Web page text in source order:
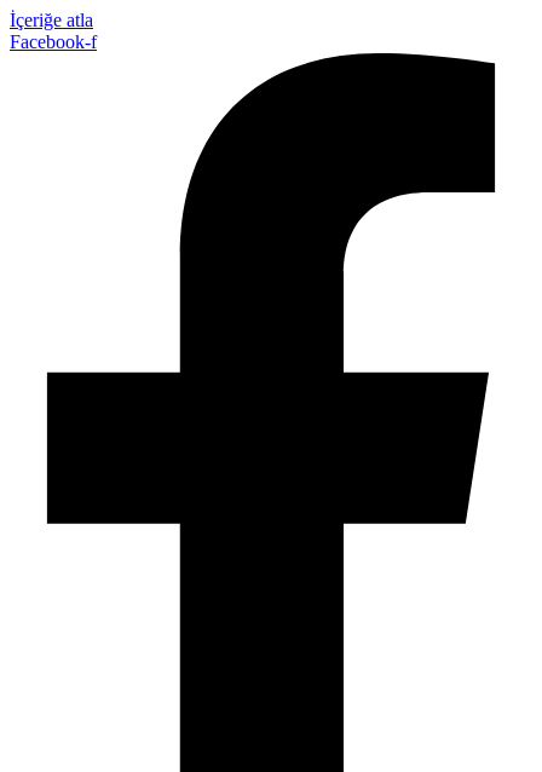
İçeriğe atla
Facebook-f